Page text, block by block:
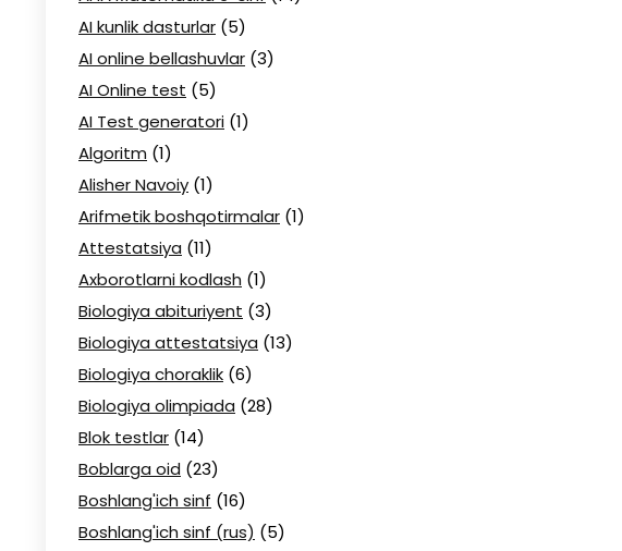
AI kunlik dasturlar (5)
AI online bellashuvlar (3)
AI Online test (5)
AI Test generatori (1)
Algoritm (1)
Alisher Navoiy (1)
Arifmetik boshqotirmalar (1)
Attestatsiya (11)
Axborotlarni kodlash (1)
Biologiya abituriyent (3)
Biologiya attestatsiya (13)
Biologiya choraklik (6)
Biologiya olimpiada (28)
Blok testlar (14)
Boblarga oid (23)
Boshlang'ich sinf (16)
Boshlang'ich sinf (rus) (5)